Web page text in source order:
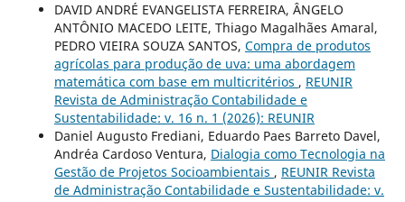
DAVID ANDRÉ EVANGELISTA FERREIRA, ÂNGELO
ANTÔNIO MACEDO LEITE, Thiago Magalhães Amaral,
PEDRO VIEIRA SOUZA SANTOS, Compra de produtos
agrícolas para produção de uva: uma abordagem
matemática com base em multicritérios , REUNIR
Revista de Administração Contabilidade e
Sustentabilidade: v. 16 n. 1 (2026): REUNIR
Daniel Augusto Frediani, Eduardo Paes Barreto Davel,
Andréa Cardoso Ventura, Dialogia como Tecnologia na
Gestão de Projetos Socioambientais , REUNIR Revista
de Administração Contabilidade e Sustentabilidade: v.